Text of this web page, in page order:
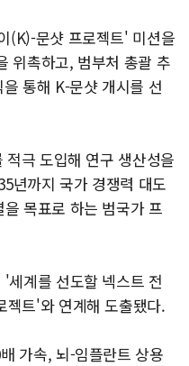
(K)-문샷 프로젝트' 미션을
위촉하고, 범부처 총괄 추
통해 K-문샷 개시를 선
극 도입해 연구 생산성을
년까지 국가 경쟁력 대도
목표로 하는 범국가 프
세계를 선도할 넥스트 전
트'와 연계해 도출됐다.
가속, 뇌-임플란트 상용